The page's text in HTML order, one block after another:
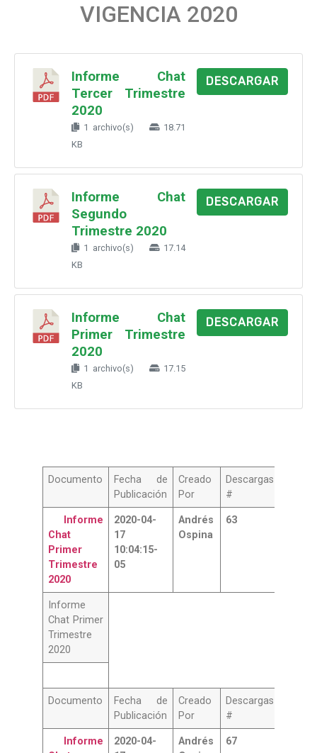
VIGENCIA 2020
Informe Chat
Tercer Trimestre
2020
1 archivo(s)
18.71
KB
DESCARGAR
Informe Chat
Segundo
Trimestre 2020
1 archivo(s)
17.14
KB
DESCARGAR
Informe Chat
Primer Trimestre
2020
1 archivo(s)
17.15
KB
DESCARGAR
Documento
Fecha de
Publicación
Creado
Por
Descargas
#
Informe
Chat
Primer
Trimestre
2020
2020-04-
17
10:04:15-
05
Andrés
Ospina
63
Informe
Chat Primer
Trimestre
2020
Documento
Fecha de
Publicación
Creado
Por
Descargas
#
Informe
2020-04-
Andrés
67